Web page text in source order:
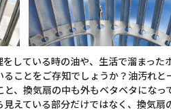
している時の油や、生活で溜まった
ことをご存知でしょうか？油汚れと
、換気扇の中も外もベタベタになっ
えている部分だけではなく、換気扇